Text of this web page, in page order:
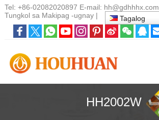
Tel: +86-02082020897 E-mail: hh@gdhhhx.com
Tungkol sa Makipag -ugnay| Tagalog
HH2002W